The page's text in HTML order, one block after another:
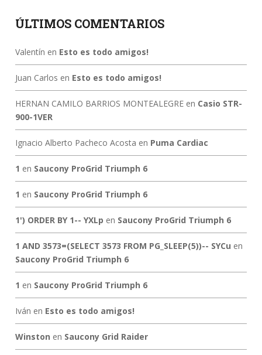
ÚLTIMOS COMENTARIOS
Valentín en Esto es todo amigos!
Juan Carlos en Esto es todo amigos!
HERNAN CAMILO BARRIOS MONTEALEGREen Casio STR-
900-1VER
Ignacio Alberto Pacheco Acosta en Puma Cardiac
1 en Saucony ProGrid Triumph 6
1 en Saucony ProGrid Triumph 6
1') ORDER BY 1-- YXLp en Saucony ProGrid Triumph 6
1 AND 3573=(SELECT 3573 FROM PG_SLEEP(5))-- SYCu en
Saucony ProGrid Triumph 6
1 en Saucony ProGrid Triumph 6
Iván en Esto es todo amigos!
Winston en Saucony Grid Raider